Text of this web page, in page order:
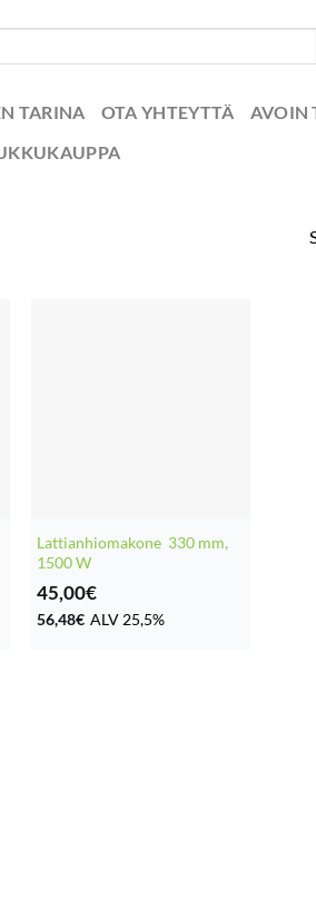
TARINA OTA YHTEYTTÄ
AVOIN
Lattianhiomakone 330 mm,
1500 W
45,00€
56,48€ ALV 25,5%